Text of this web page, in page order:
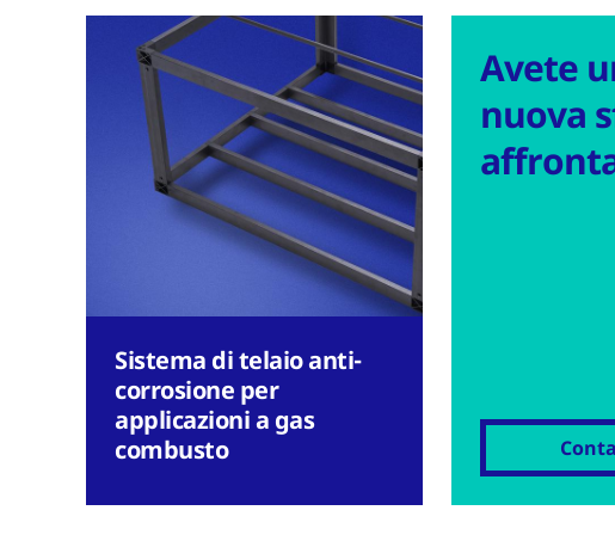
Sistema di telaio anti-
corrosione per
applicazioni a gas
combusto
Avete
nuova